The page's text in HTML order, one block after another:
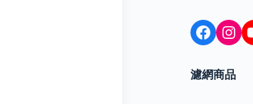
濾網商品